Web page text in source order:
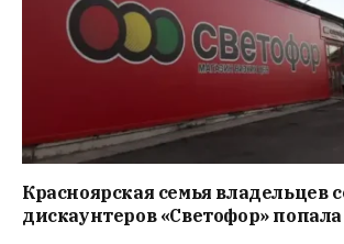
Красноярская семья владельцев
дискаунтеров «Светофор»